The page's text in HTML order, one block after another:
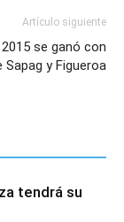
Artículo siguiente
2015 se ganó con
y Figueroa
tendrá su